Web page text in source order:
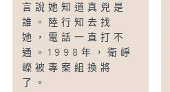
言說她知道真兇是
誰。陸行知去找
她，電話一直打不
通。1998年，衛崢
嶸被專案組換將
了。